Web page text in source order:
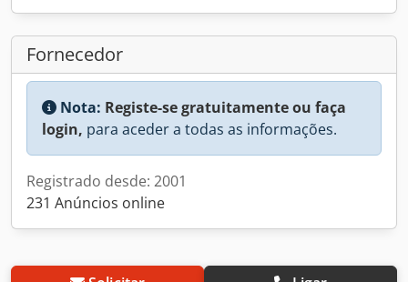
Fornecedor
Nota: Registe-se gratuitamente ou faça
login, para aceder a todas as informações.
Registrado desde: 2001
231 Anúncios online